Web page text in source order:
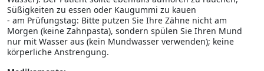
Süßigkeiten zu essen oder Kaugummi zu kauen
- am Prüfungstag: Bitte putzen Sie Ihre Zähne nicht am
Morgen (keine Zahnpasta), sondern spülen Sie Ihren Mund
nur mit Wasser aus (kein Mundwasser verwenden); keine
körperliche Anstrengung.